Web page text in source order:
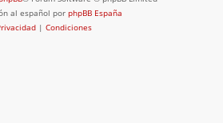
al español por phpBB España
| Condiciones